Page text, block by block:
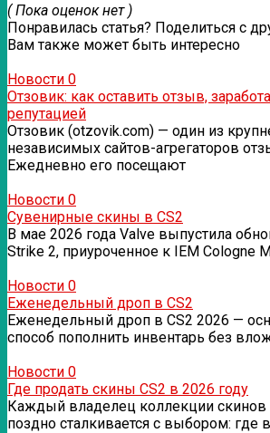
( Пока оценок нет )
Понравилась статья? Поделиться с
Вам также может быть интересно
Новости 0
Отзовик: как оставить отзыв,
репутацией
Отзовик (otzovik.com) — один из
независимых сайтов-агрегаторов
Ежедневно его посещают
Новости 0
Сувенирные скины в CS2
В мае 2026 года Valve выпустила
Strike 2, приуроченное к IEM Cologne
Новости 0
Еженедельный дроп в CS2
Еженедельный дроп в CS2 2026 —
способ пополнить инвентарь без
Новости 0
Где продать скины CS2 в 2026 году
Каждый владелец коллекции скинов
поздно сталкивается с выбором: где